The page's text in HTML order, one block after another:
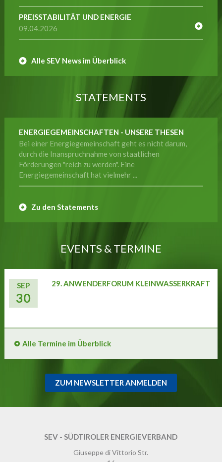
PREISSTABILITÄT UND ENERGIE
09.04.2026
Alle SEV News im Überblick
STATEMENTS
ENERGIEGEMEINSCHAFTEN - UNSERE THESEN
Bei einer Energiegemeinschaft geht es nicht darum,
durch die Inanspruchnahme von staatlichen
Förderungen "reich zu werden". Eine
Energiegemeinschaft hat vielmehr ...
Zu den Statements
EVENTS & TERMINE
SEP
30
29. ANWENDERFORUM KLEINWASSERKRAFT
Alle Termine im Überblick
ZUM NEWSLETTER ANMELDEN
SEV - SÜDTIROLER ENERGIEVERBAND
Giuseppe di Vittorio Str.